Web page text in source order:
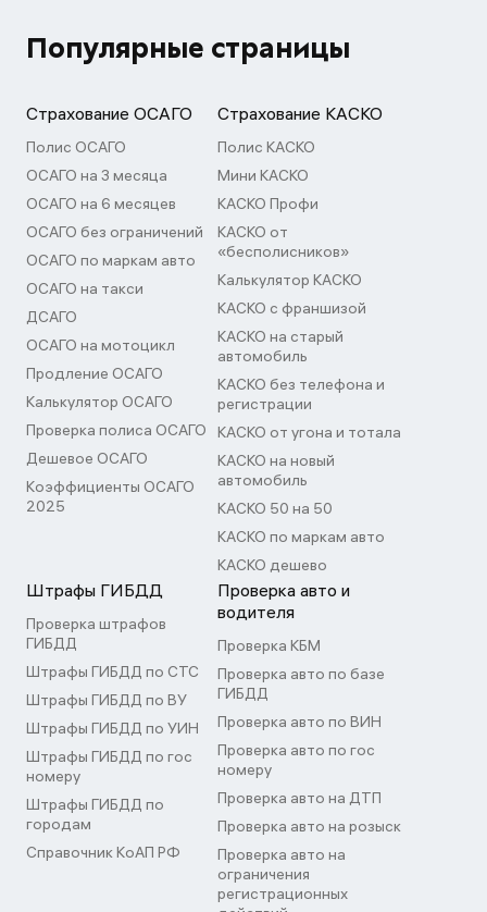
Популярные страницы
Страхование ОСАГО
Полис ОСАГО
ОСАГО на 3 месяца
ОСАГО на 6 месяцев
ОСАГО без ограничений
ОСАГО по маркам авто
ОСАГО на такси
ДСАГО
ОСАГО на мотоцикл
Продление ОСАГО
Калькулятор ОСАГО
Проверка полиса ОСАГО
Дешевое ОСАГО
Коэффициенты ОСАГО
2025
Страхование КАСКО
Полис КАСКО
Мини КАСКО
КАСКО Профи
КАСКО от
«бесполисников»
Калькулятор КАСКО
КАСКО с франшизой
КАСКО на старый
автомобиль
КАСКО без телефона и
регистрации
КАСКО от угона и тотала
КАСКО на новый
автомобиль
КАСКО 50 на 50
КАСКО по маркам авто
КАСКО дешево
Штрафы ГИБДД
Проверка штрафов
ГИБДД
Штрафы ГИБДД по СТС
Штрафы ГИБДД по ВУ
Штрафы ГИБДД по УИН
Штрафы ГИБДД по гос
номеру
Штрафы ГИБДД по
городам
Справочник КоАП РФ
Проверка авто и
водителя
Проверка КБМ
Проверка авто по базе
ГИБДД
Проверка авто по ВИН
Проверка авто по гос
номеру
Проверка авто на ДТП
Проверка авто на розыск
Проверка авто на
ограничения
регистрационных